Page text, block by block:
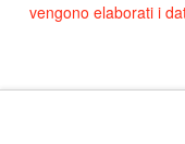
vengono elaborati i